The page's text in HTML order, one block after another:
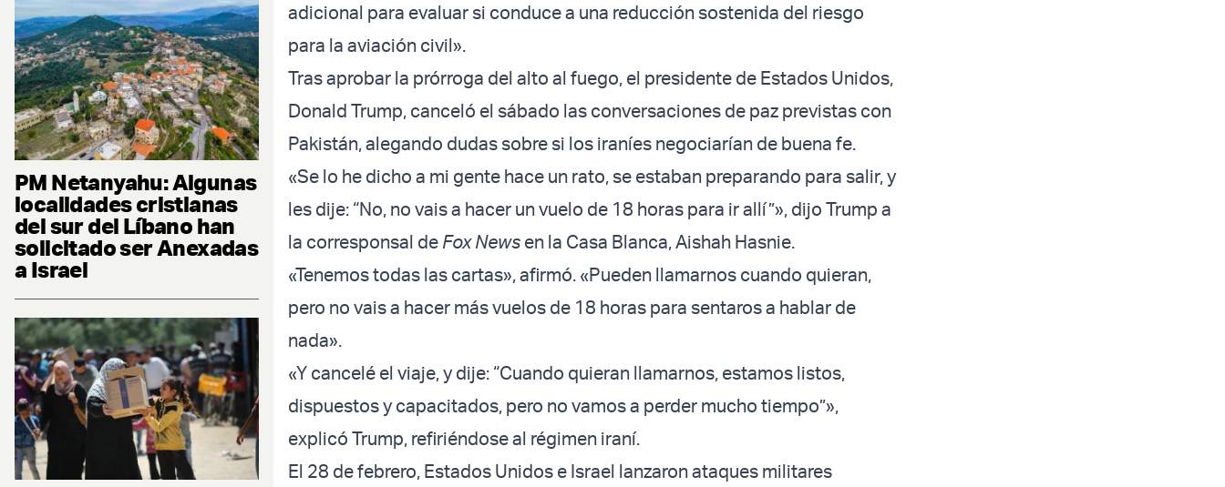
PM Netanyahu: Algunas
localidades cristianas
del sur del Líbano han
solicitado ser Anexadas
a Israel
adicional para evaluar si conduce a una reducción sostenida del riesgo
para la aviación civil».
Tras aprobar la prórroga del alto al fuego, el presidente de Estados Unidos,
Donald Trump, canceló el sábado las conversaciones de paz previstas con
Pakistán, alegando dudas sobre si los iraníes negociarían de buena fe.
«Se lo he dicho a mi gente hace un rato, se estaban preparando para salir, y
les dije: “No, no vais a hacer un vuelo de 18 horas para ir allí”», dijo Trump a
la corresponsal de Fox News en la Casa Blanca, Aishah Hasnie.
«Tenemos todas las cartas», afirmó. «Pueden llamarnos cuando quieran,
pero no vais a hacer más vuelos de 18 horas para sentaros a hablar de
nada».
«Y cancelé el viaje, y dije: “Cuando quieran llamarnos, estamos listos,
dispuestos y capacitados, pero no vamos a perder mucho tiempo”»,
explicó Trump, refiriéndose al régimen iraní.
El 28 de febrero, Estados Unidos e Israel lanzaron ataques militares